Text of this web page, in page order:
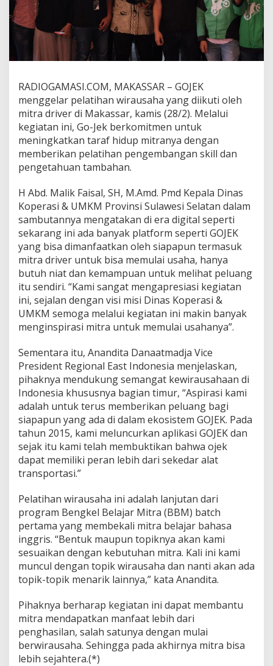
r
i
v
e
U
t
u
k
P
e
l
a
t
i
a
n
K
e
w
i
r
u
s
a
h
a
a
RADIOGAMASI.COM, MAKASSAR – GOJEK
menggelar pelatihan wirausaha yang diikuti oleh
mitra driver di Makassar, kamis (28/2). Melalui
kegiatan ini, Go-Jek berkomitmen untuk
meningkatkan taraf hidup mitranya dengan
memberikan pelatihan pengembangan skill dan
pengetahuan tambahan.
H Abd. Malik Faisal, SH, M.Amd. Pmd Kepala Dinas
Koperasi & UMKM Provinsi Sulawesi Selatan dalam
sambutannya mengatakan di era digital seperti
sekarang ini ada banyak platform seperti GOJEK
yang bisa dimanfaatkan oleh siapapun termasuk
mitra driver untuk bisa memulai usaha, hanya
butuh niat dan kemampuan untuk melihat peluang
itu sendiri. “Kami sangat mengapresiasi kegiatan
ini, sejalan dengan visi misi Dinas Koperasi &
UMKM semoga melalui kegiatan ini makin banyak
menginspirasi mitra untuk memulai usahanya”.
Sementara itu, Anandita Danaatmadja Vice
President Regional East Indonesia menjelaskan,
pihaknya mendukung semangat kewirausahaan di
Indonesia khususnya bagian timur, “Aspirasi kami
adalah untuk terus memberikan peluang bagi
siapapun yang ada di dalam ekosistem GOJEK. Pada
tahun 2015, kami meluncurkan aplikasi GOJEK dan
sejak itu kami telah membuktikan bahwa ojek
dapat memiliki peran lebih dari sekedar alat
transportasi.”
Pelatihan wirausaha ini adalah lanjutan dari
program Bengkel Belajar Mitra (BBM) batch
pertama yang membekali mitra belajar bahasa
inggris. “Bentuk maupun topiknya akan kami
sesuaikan dengan kebutuhan mitra. Kali ini kami
muncul dengan topik wirausaha dan nanti akan ada
topik-topik menarik lainnya,” kata Anandita.
Pihaknya berharap kegiatan ini dapat membantu
mitra mendapatkan manfaat lebih dari
penghasilan, salah satunya dengan mulai
berwirausaha. Sehingga pada akhirnya mitra bisa
lebih sejahtera.(*)